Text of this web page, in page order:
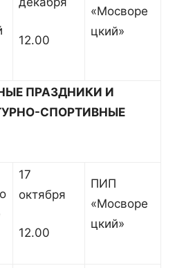
12.00
«Мосворе
цкий»
И
СПОРТИВНЫЕ
17
октября
12.00
ПИП
«Мосворе
цкий»